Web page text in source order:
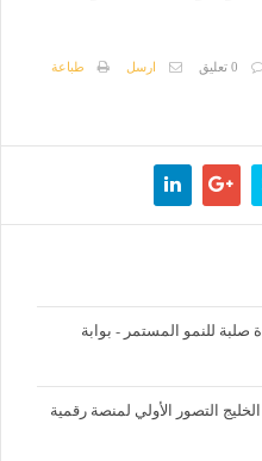
0 تعليق ارسل
طباعة
للنمو المستمر - بوابة
التصور الأولي لمنصة رقمية